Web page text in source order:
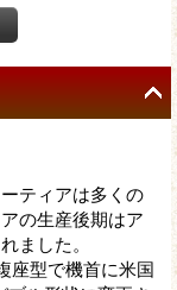
ティアは多くの
の生産後期はア
ました。
座型で機首に米国